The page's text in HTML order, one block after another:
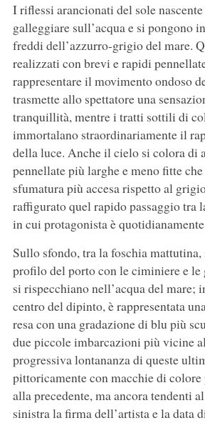
I riflessi arancionati del sole
galleggiare sull’acqua e si pongono
freddi dell’azzurro-grigio del mare.
realizzati con brevi e rapidi
rappresentare il movimento ondoso
trasmette allo spettatore una
tranquillità, mentre i tratti sottili di
immortalano straordinariamente il
della luce. Anche il cielo si colora di
pennellate più larghe e meno fitte
sfumatura più accesa rispetto al
raffigurato quel rapido passaggio tra
in cui protagonista è
Sullo sfondo, tra la foschia
profilo del porto con le ciminiere e le
si rispecchiano nell’acqua del mare;
centro del dipinto, è rappresentata
resa con una gradazione di blu più
due piccole imbarcazioni più vicine
progressiva lontananza di queste
pittoricamente con macchie di
alla precedente, ma ancora tendenti
sinistra la firma dell’artista e la data